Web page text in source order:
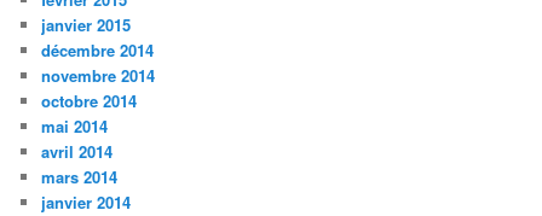
janvier 2015
décembre 2014
novembre 2014
octobre 2014
mai 2014
avril 2014
mars 2014
janvier 2014